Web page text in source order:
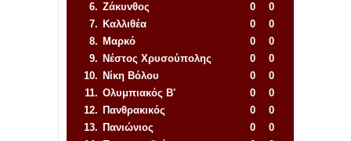
6. Ζάκυνθος 0
0
7. Καλλιθέα 0
0
8. Μαρκό 0
0
9. Νέστος Χρυσούπολης 0
0
10. Νίκη Βόλου 0
0
11. Ολυμπιακός Β' 0
0
12. Πανθρακικός 0
0
13. Πανιώνιος 0
0